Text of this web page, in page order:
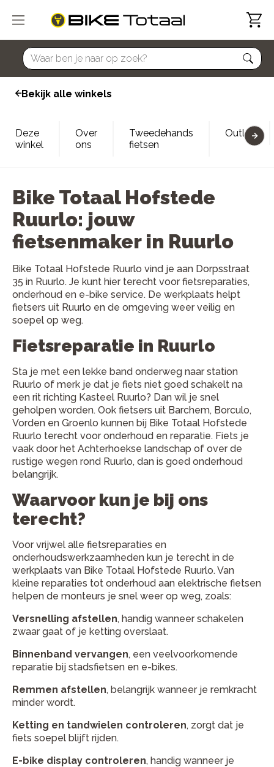
home
Bekijk alle winkels
Deze
winkel
Over
ons
Tweedehands
fietsen
Outlet
Bike Totaal Hofstede
Ruurlo: jouw
fietsenmaker in Ruurlo
Bike Totaal Hofstede Ruurlo vind je aan Dorpsstraat
35 in Ruurlo. Je kunt hier terecht voor fietsreparaties,
onderhoud en e-bike service. De werkplaats helpt
fietsers uit Ruurlo en de omgeving weer veilig en
soepel op weg.
Fietsreparatie in Ruurlo
Sta je met een lekke band onderweg naar station
Ruurlo of merk je dat je fiets niet goed schakelt na
een rit richting Kasteel Ruurlo? Dan wil je snel
geholpen worden. Ook fietsers uit Barchem, Borculo,
Vorden en Groenlo kunnen bij Bike Totaal Hofstede
Ruurlo terecht voor onderhoud en reparatie. Fiets je
vaak door het Achterhoekse landschap of over de
rustige wegen rond Ruurlo, dan is goed onderhoud
belangrijk.
Waarvoor kun je bij ons
terecht?
Voor vrijwel alle fietsreparaties en
onderhoudswerkzaamheden kun je terecht in de
werkplaats van Bike Totaal Hofstede Ruurlo. Van
kleine reparaties tot onderhoud aan elektrische fietsen
helpen de monteurs je snel weer op weg, zoals:
Versnelling afstellen, handig wanneer schakelen
zwaar gaat of je ketting overslaat.
Binnenband vervangen, een veelvoorkomende
reparatie bij stadsfietsen en e-bikes.
Remmen afstellen, belangrijk wanneer je remkracht
minder wordt.
Ketting en tandwielen controleren, zorgt dat je
fiets soepel blijft rijden.
E-bike display controleren, handig wanneer je